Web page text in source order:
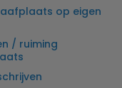
op eigen
/ ruiming